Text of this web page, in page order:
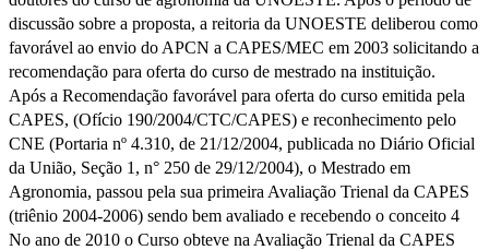
discussão sobre a proposta, a reitoria da UNOESTE deliberou como
favorável ao envio do APCN a CAPES/MEC em 2003 solicitando a
recomendação para oferta do curso de mestrado na instituição.
Após a Recomendação favorável para oferta do curso emitida pela
CAPES, (Ofício 190/2004/CTC/CAPES) e reconhecimento pelo
CNE (Portaria nº 4.310, de 21/12/2004, publicada no Diário Oficial
da União, Seção 1, n° 250 de 29/12/2004), o Mestrado em
Agronomia, passou pela sua primeira Avaliação Trienal da CAPES
(triênio 2004-2006) sendo bem avaliado e recebendo o conceito 4
No ano de 2010 o Curso obteve na Avaliação Trienal da CAPES